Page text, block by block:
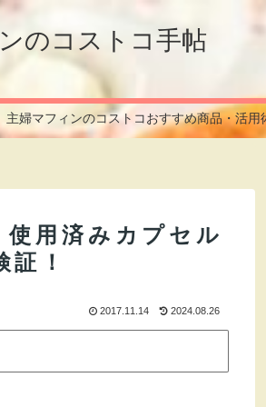
のコストコ手帖
主婦マフィンのコストコおすすめ商品・活用
用済みカプセル
！
2017.11.14 2024.08.26